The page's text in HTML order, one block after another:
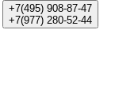
+7(495) 908-87-47
+7(977) 280-52-44